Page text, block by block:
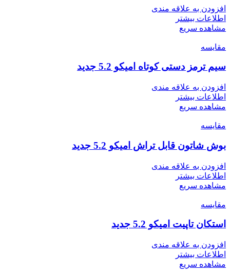
افزودن به علاقه مندی
اطلاعات بیشتر
مشاهده سریع
مقایسه
سیم ترمز دستی کوتاه امیکو 5.2 جدید
افزودن به علاقه مندی
اطلاعات بیشتر
مشاهده سریع
مقایسه
بوش شاتون قابل تراش امیکو 5.2 جدید
افزودن به علاقه مندی
اطلاعات بیشتر
مشاهده سریع
مقایسه
استکان تاپیت امیکو 5.2 جدید
افزودن به علاقه مندی
اطلاعات بیشتر
مشاهده سریع